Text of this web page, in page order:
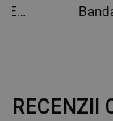
Bandană pentru cap VELILLA PETROL
RECENZII